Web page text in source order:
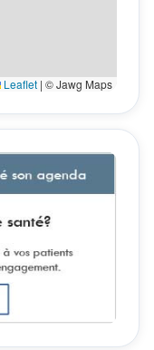
Leaflet | © Jawg Maps